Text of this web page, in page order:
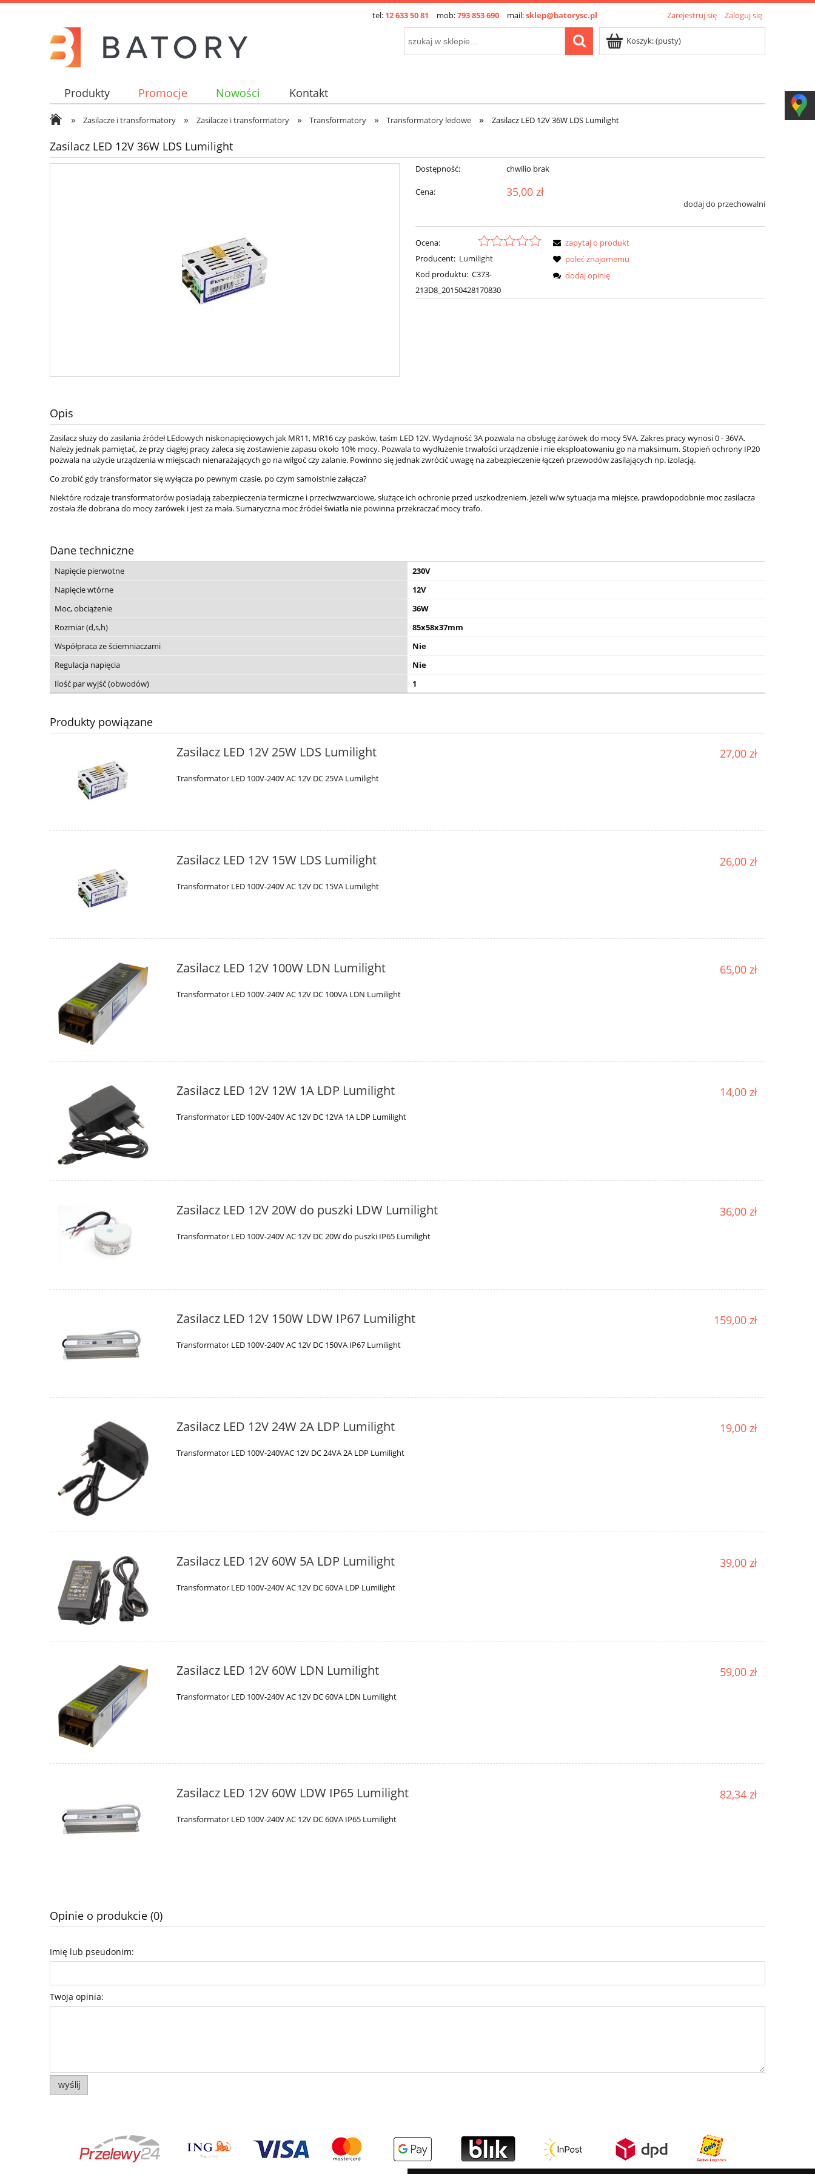
Zarejestruj się Zaloguj się
tel: 12 633 50 81 mob:793 853 690 mail:sklep@batorysc.pl
Koszyk:(pusty)
Produkty Promocje Nowości Kontakt
» Zasilacze i transformatory » Zasilacze i transformatory » Transformatory » Transformatory ledowe » Zasilacz LED 12V 36W LDS Lumilight
Zasilacz LED 12V 36W LDS Lumilight
Dostępność: chwilio brak
Cena: 35,00 zł
dodaj do przechowalni
Ocena:
Producent: Lumilight
Kod produktu: C373-
213D8_20150428170830
zapytaj o produkt
poleć znajomemu
dodaj opinię
Opis
Zasilacz służy do zasilania źródeł LEdowych niskonapięciowych jak MR11, MR16 czy pasków, taśm LED 12V. Wydajność 3A pozwala na obsługę żarówek do mocy 5VA. Zakres pracy wynosi 0 - 36VA.
Należy jednak pamiętać, że przy ciągłej pracy zaleca się zostawienie zapasu około 10% mocy. Pozwala to wydłużenie trwałości urządzenie i nie eksploatowaniu go na maksimum. Stopień ochrony IP20
pozwala na użycie urządzenia w miejscach nienarażających go na wilgoć czy zalanie. Powinno się jednak zwrócić uwagę na zabezpieczenie łączeń przewodów zasilających np. izolacją.
Co zrobić gdy transformator się wyłącza po pewnym czasie, po czym samoistnie załącza?
Niektóre rodzaje transformatorów posiadają zabezpieczenia termiczne i przeciwzwarciowe, służące ich ochronie przed uszkodzeniem. Jeżeli w/w sytuacja ma miejsce, prawdopodobnie moc zasilacza
została źle dobrana do mocy żarówek i jest za mała. Sumaryczna moc źródeł światła nie powinna przekraczać mocy trafo.
Dane techniczne
Napięcie pierwotne
230V
Napięcie wtórne
12V
Moc, obciążenie
36W
Rozmiar (d,s,h)
85x58x37mm
Współpraca ze ściemniaczami
Nie
Regulacja napięcia
Nie
Ilość par wyjść (obwodów)
1
Produkty powiązane
Zasilacz LED 12V 25W LDS Lumilight
Transformator LED 100V-240V AC 12V DC 25VA Lumilight
27,00 zł
Zasilacz LED 12V 15W LDS Lumilight
Transformator LED 100V-240V AC 12V DC 15VA Lumilight
26,00 zł
Zasilacz LED 12V 100W LDN Lumilight
Transformator LED 100V-240V AC 12V DC 100VA LDN Lumilight
65,00 zł
Zasilacz LED 12V 12W 1A LDP Lumilight
Transformator LED 100V-240V AC 12V DC 12VA 1A LDP Lumilight
14,00 zł
Zasilacz LED 12V 20W do puszki LDW Lumilight
Transformator LED 100V-240V AC 12V DC 20W do puszki IP65 Lumilight
36,00 zł
Zasilacz LED 12V 150W LDW IP67 Lumilight
Transformator LED 100V-240V AC 12V DC 150VA IP67 Lumilight
159,00 zł
Zasilacz LED 12V 24W 2A LDP Lumilight
Transformator LED 100V-240VAC 12V DC 24VA 2A LDP Lumilight
19,00 zł
Zasilacz LED 12V 60W 5A LDP Lumilight
Transformator LED 100V-240V AC 12V DC 60VA LDP Lumilight
39,00 zł
Zasilacz LED 12V 60W LDN Lumilight
Transformator LED 100V-240V AC 12V DC 60VA LDN Lumilight
59,00 zł
Zasilacz LED 12V 60W LDW IP65 Lumilight
Transformator LED 100V-240V AC 12V DC 60VA IP65 Lumilight
82,34 zł
Opinie o produkcie (0)
Imię lub pseudonim:
Twoja opinia:
wyślij